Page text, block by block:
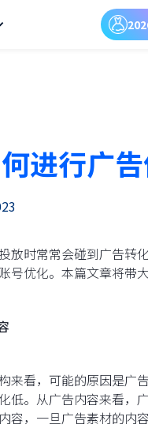
进行广告
放时常常会碰到广告转
号优化。本篇文章将带
来看，可能的原因是广
低。从广告内容来看，
容，一旦广告素材的内